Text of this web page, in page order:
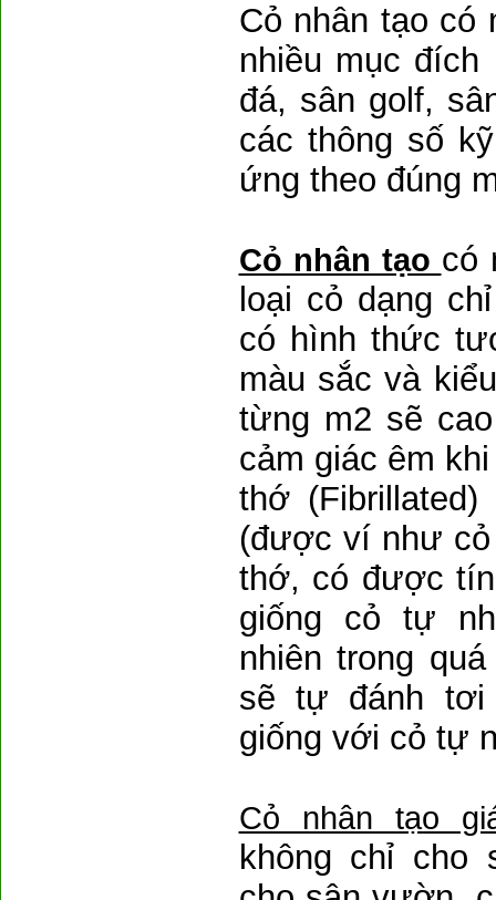
Cỏ nhân tạo có
nhiều mục
đá, sân golf,
các thông số
ứng theo đúng
Cỏ nhân tạo có
loại cỏ dạng
có hình thức
màu sắc và
từng m2 sẽ
cảm giác êm
thớ
(được ví như
thớ, có được
giống cỏ tự
nhiên trong
sẽ tự đánh
giống với cỏ tự
Cỏ nhân tạo
không chỉ cho